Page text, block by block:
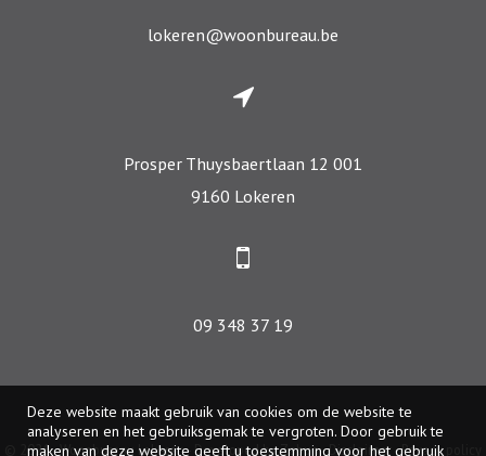
lokeren@woonbureau.be
Prosper Thuysbaertlaan 12 001
9160 Lokeren
09 348 37 19
© 2026 - Woonbureau Lokeren - Developed by Zabun-Disclaimer -Privacy policy
Deze website maakt gebruik van cookies om de website te
analyseren en het gebruiksgemak te vergroten. Door gebruik te
maken van deze website geeft u toestemming voor het gebruik